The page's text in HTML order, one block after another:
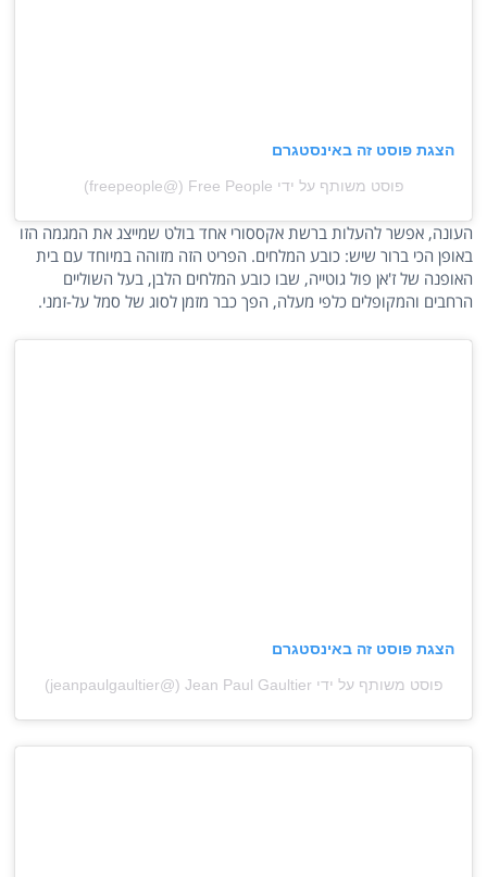
הצגת פוסט זה באינסטגרם
פוסט משותף על ידי ‏‎Free People‎‏ (@‏‎freepeople‎‏)
העונה, אפשר להעלות ברשת אקססורי אחד בולט שמייצג את המגמה הזו
באופן הכי ברור שיש: כובע המלחים. הפריט הזה מזוהה במיוחד עם בית
האופנה של ז'אן פול גוטייה, שבו כובע המלחים הלבן, בעל השוליים
הרחבים והמקופלים כלפי מעלה, הפך כבר מזמן לסוג של סמל על-זמני.
הצגת פוסט זה באינסטגרם
פוסט משותף על ידי ‏‎Jean Paul Gaultier‎‏ (@‏‎jeanpaulgaultier‎‏)